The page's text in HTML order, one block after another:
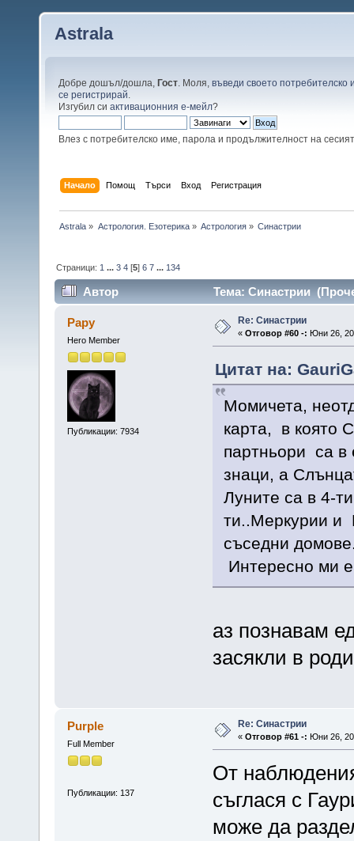
Astrala
Добре дошъл/дошла, Гост . Моля, въведи своето потребителско
се регистрирай
Изгубил си активационния е-мейл?
Влез с потребителско име, парола и продължителност на
Начало Помощ Търси Вход Регистрация
Astrala » Астрология. Езотерика» Астрология» Синастрии
Страници: 1 ...3 4 [5]6 7 ... 134
Автор Тема: Синастрии
Papy
Hero Member
Публикации: 7934
Re: Синастрии
« Отговор #60 -: Юни 26,
Цитат на:
Момичета,
карта, в която
партньори са
знаци, а
Луните са в 4-
ти..Меркурии и
съседни
Интересно ми
аз познавам
засякли в
Purple
Full Member
Публикации: 137
Re: Синастрии
« Отговор #61 -: Юни 26,
От
съглася с
може да